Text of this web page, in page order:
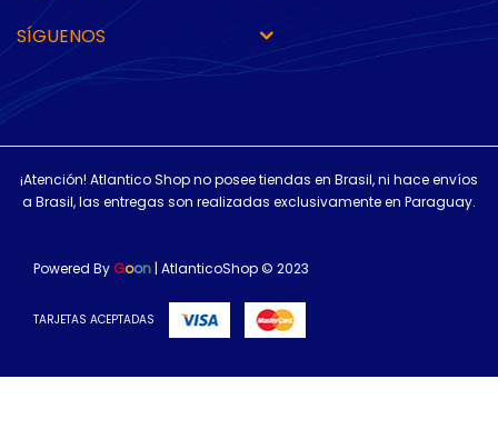
SÍGUENOS
¡Atención! Atlantico Shop no posee tiendas en Brasil, ni hace envíos
a Brasil, las entregas son realizadas exclusivamente en Paraguay.
Powered By Goon | AtlanticoShop © 2023
TARJETAS ACEPTADAS